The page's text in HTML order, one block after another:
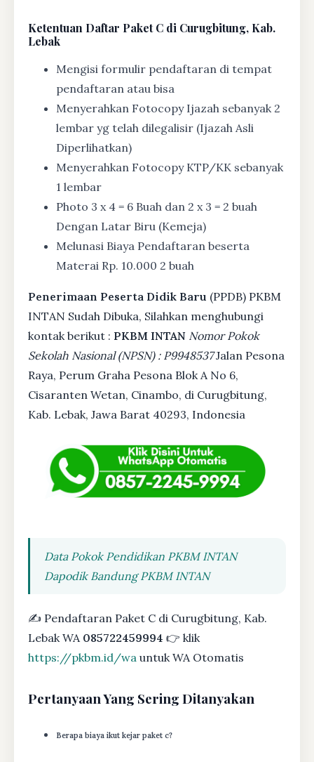
Ketentuan Daftar Paket C di Curugbitung, Kab.
Lebak
Mengisi formulir pendaftaran di tempat
pendaftaran atau bisa
Menyerahkan Fotocopy Ijazah sebanyak 2
lembar yg telah dilegalisir (Ijazah Asli
Diperlihatkan)
Menyerahkan Fotocopy KTP/KK sebanyak
1 lembar
Photo 3 x 4 = 6 Buah dan 2 x 3 = 2 buah
Dengan Latar Biru (Kemeja)
Melunasi Biaya Pendaftaran beserta
Materai Rp. 10.000 2 buah
Penerimaan Peserta Didik Baru (PPDB) PKBM
INTAN Sudah Dibuka, Silahkan menghubungi
kontak berikut : PKBM INTAN Nomor Pokok
Sekolah Nasional (NPSN) : P9948537Jalan Pesona
Raya, Perum Graha Pesona Blok A No 6,
Cisaranten Wetan, Cinambo, di Curugbitung,
Kab. Lebak, Jawa Barat 40293, Indonesia
Data Pokok Pendidikan PKBM INTAN
Dapodik Bandung PKBM INTAN
✍ Pendaftaran Paket C di Curugbitung, Kab.
Lebak WA 085722459994 👉 klik
https://pkbm.id/wa untuk WA Otomatis
Pertanyaan Yang Sering Ditanyakan
Berapa biaya ikut kejar paket c?